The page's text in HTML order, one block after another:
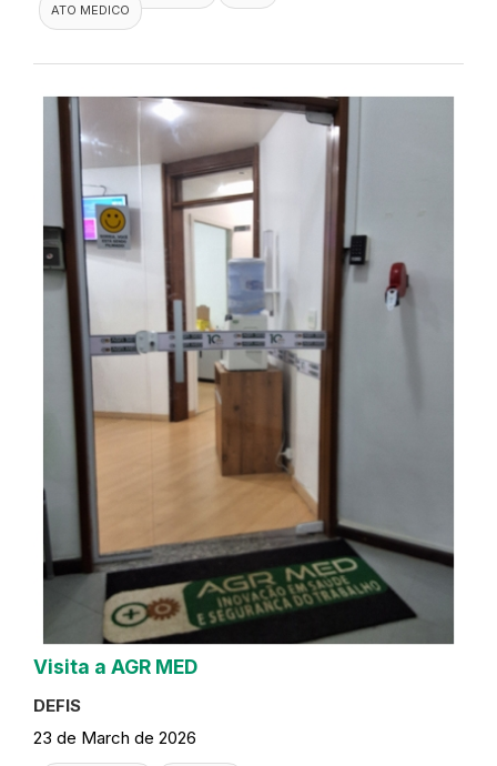
ATO MEDICO
Visita a AGR MED
DEFIS
23 de March de 2026